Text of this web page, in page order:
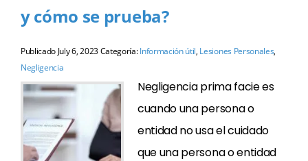
y cómo se prueba?
Publicado July 6, 2023Categoría:Información útil, Lesiones Personales,
Negligencia
Negligencia prima facie es
cuando una persona o
entidad no usa el cuidado
que una persona o entidad